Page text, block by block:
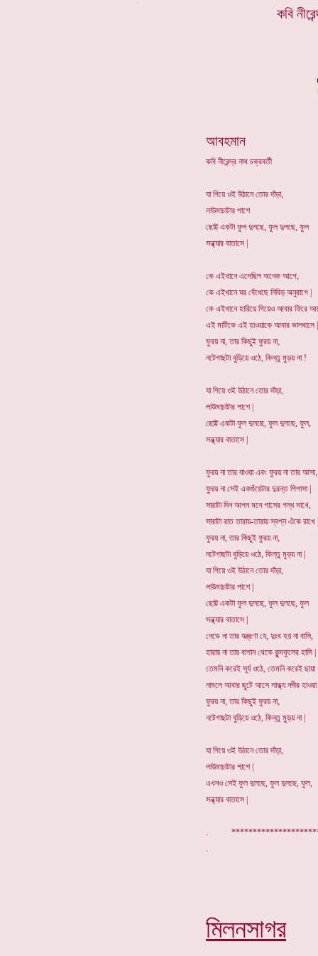
কবি
আবহমান
কবি নীরেন্দ্র নাথ চক্রবর্তী
যা গিয়ে ওই উঠানে তোর দাঁড়া,
লাউমাচাটার পাশে
ছোট্ট একটা ফুল দুলছে, ফুল দুলছে, ফুল
সন্ধ্যার বাতাসে |
কে এইখানে এসেছিল অনেক আগে,
কে এইখানে ঘর বেঁধেছে নিবিড় অনুরাগে |
কে এইখানে হারিয়ে গিয়েও আবার ফিরে
এই মাটিকে এই হাওয়াকে আবার ভালবাসে |
ফুরয় না, তার কিছুই ফুরয় না,
নটেগাছটা বুড়িয়ে ওঠে, কিন্তু মুড়য় না !
যা গিয়ে ওই উঠানে তোর দাঁড়া,
লাউমাচাটার পাশে |
ছোট্ট একটা ফুল দুলছে, ফুল দুলছে, ফুল,
সন্ধ্যার বাতাসে |
ফুরয় না তার যাওয়া এবং ফুরয় না তার আসা,
ফুরয় না সেই একগুঁয়েটার দুরন্ত পিপাসা |
সারাটা দিন আপন মনে গাসের গন্ধ মাখে,
সারাটা রাত তারায়-তারায় স্বপ্ন এঁকে রাখে |
ফুরয় না, তার কিছুই ফুরয় না,
নটেগাছটা বুড়িয়ে ওঠে, কিন্তু মুড়য় না |
যা গিয়ে ওই উঠানে তোর দাঁড়া,
লাউমাচাটার পাশে |
ছোট্ট একটা ফুল দুলছে, ফুল দুলছে, ফুল
সন্ধ্যার বাতাসে |
নেভে না তার যন্ত্রণা যে, দুঃখ হয় না বাসি,
হারায় না তার বাগান থেকে কুন্দফুলের হাসি |
তেমনি করেই সূর্য ওঠে, তেমনি করেই ছায়া
নামলে আবার ছুটে আসে সান্ধ্য নদীর
ফুরয় না, তার কিছুই ফুরয় না,
নটেগাছটা বুড়িয়ে ওঠে, কিন্তু মুড়য় না |
যা গিয়ে ওই উঠানে তোর দাঁড়া,
লাউমাচাটার পাশে |
এখনও সেই ফুল দুলছে, ফুল দুলছে, ফুল,
সন্ধ্যার বাতাসে |
.
মিলনসাগর